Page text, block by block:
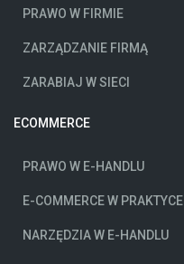
PRAWO W FIRMIE
ZARZĄDZANIE FIRMĄ
ZARABIAJ W SIECI
ECOMMERCE
PRAWO W E-HANDLU
E-COMMERCE W PRAKTYCE
NARZĘDZIA W E-HANDLU